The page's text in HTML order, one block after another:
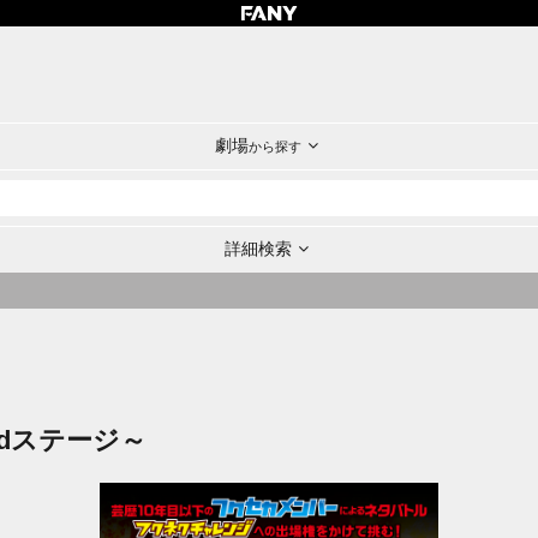
劇場から探す
詳細検索
テージ～